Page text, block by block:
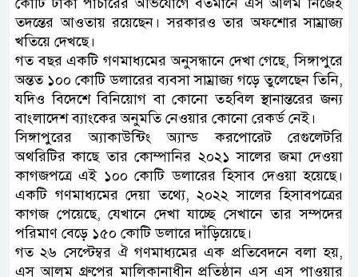
কোটি টাকা পাচারের অভিযোগে বর্তমানে এস আলম নিজেই
তদন্তের আওতায় রয়েছেন। সরকারও তার অফশোর সাম্রাজ্য
খতিয়ে দেখছে।
গত বছর একটি গণমাধ্যমের অনুসন্ধানে দেখা গেছে, সিঙ্গাপুরে
অন্তত ১০০ কোটি ডলারের ব্যবসা সাম্রাজ্য গড়ে তুলেছেন তিনি,
যদিও বিদেশে বিনিয়োগ বা কোনো তহবিল স্থানান্তরের জন্য
বাংলাদেশ ব্যাংকের অনুমতি নেওয়ার কোনো রেকর্ড নেই।
সিঙ্গাপুরের অ্যাকাউন্টিং অ্যান্ড করপোরেট রেগুলেটরি
অথরিটির কাছে তার কোম্পানির ২০২১ সালের জমা দেওয়া
কাগজপত্রে এই ১০০ কোটি ডলারের হিসাব দেওয়া হয়েছে।
একটি গণমাধ্যমের দেয়া তথ্যে, ২০২২ সালের হিসাবপত্রের
কাগজ পেয়েছে, যেখানে দেখা যাচ্ছে সেখানে তার সম্পদের
পরিমাণ বেড়ে ১৫০ কোটি ডলারে দাঁড়িয়েছে।
গত ২৬ সেপ্টেম্বর ঐ গণমাধ্যমের এক প্রতিবেদনে বলা হয়,
এস আলম গ্রুপের মালিকানাধীন প্রতিষ্ঠান এস এস পাওয়ার